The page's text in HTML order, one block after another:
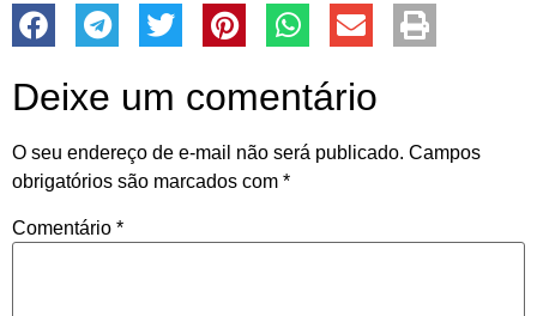
Deixe um comentário
O seu endereço de e-mail não será publicado. Campos
obrigatórios são marcados com *
Comentário *